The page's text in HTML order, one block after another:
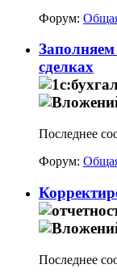
Форум:
сделках
Последнее
Форум:
Последнее